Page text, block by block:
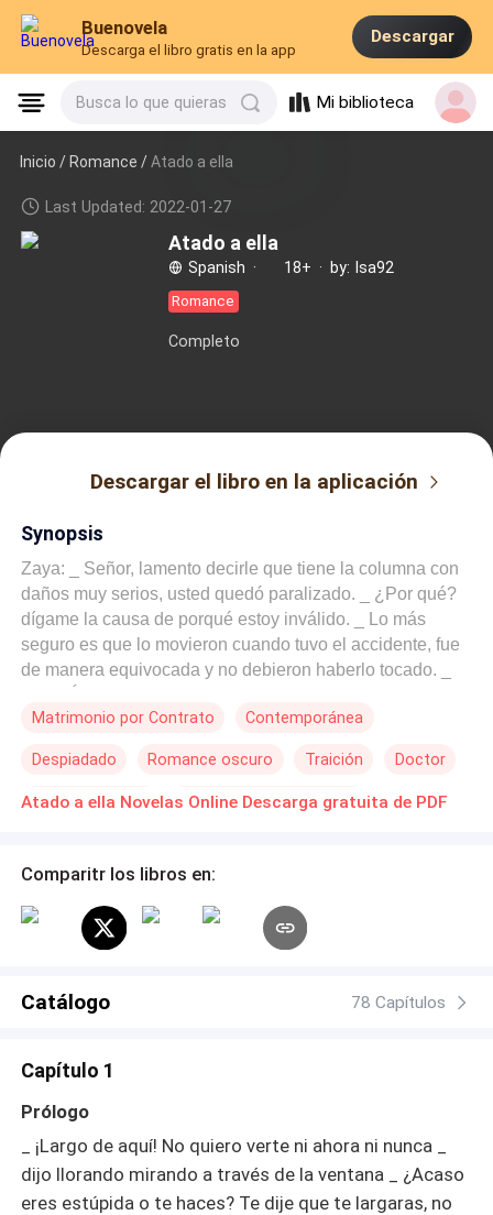
Buenovela
Descarga el libro gratis en la app
Descargar
Busca lo que quieras Mi biblioteca
Inicio /Romance /Atado a ella
Last Updated: 2022-01-27
Atado a ella
Spanish · 18+ · by: Isa92
Romance
Completo
Descargar el libro en la aplicación
Synopsis
Zaya: _ Señor, lamento decirle que tiene la columna con
daños muy serios, usted quedó paralizado. _ ¿Por qué?
dígame la causa de porqué estoy inválido. _ Lo más
seguro es que lo movieron cuando tuvo el accidente, fue
de manera equivocada y no debieron haberlo tocado. _
grito su prometida señalando en mi dirección _ a pesar
hombre me quedó viendo con un odio profundo.
Alejandro: _Quiero que use sus contactos para que se le
por lo que leo de ella, es una excelente terapeuta. _ Ella
Hágalo, no pienso que ella dañe a otras personas como
me daño a mí." Nota de la autora: la segunda temporada
disponible, la pueden encontrar como Casado a él, el
Matrimonio por Contrato Contemporánea
Despiadado Romance oscuro Traición Doctor
De Odio al Amor POV en primera persona
Atado a ella Novelas Online Descarga gratuita de PDF
Comparitr los libros en:
Catálogo 78 Capítulos
Capítulo 1
Prólogo
_ ¡Largo de aquí! No quiero verte ni ahora ni nunca _
dijo llorando mirando a través de la ventana _ ¿Acaso
eres estúpida o te haces? Te dije que te largaras, no